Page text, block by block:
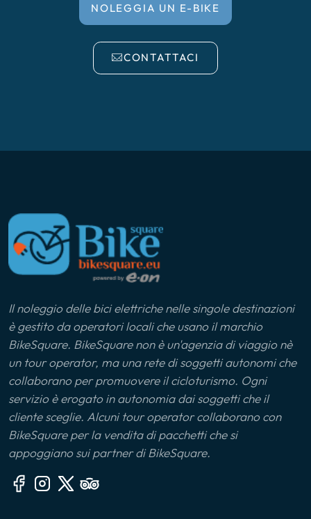
NOLEGGIA UN E-BIKE
CONTATTACI
Il noleggio delle bici elettriche nelle singole destinazioni
è gestito da operatori locali che usano il marchio
BikeSquare. BikeSquare non è un'agenzia di viaggio nè
un tour operator, ma una rete di soggetti autonomi che
collaborano per promuovere il cicloturismo. Ogni
servizio è erogato in autonomia dai soggetti che il
cliente sceglie. Alcuni tour operator collaborano con
BikeSquare per la vendita di pacchetti che si
appoggiano sui partner di BikeSquare.